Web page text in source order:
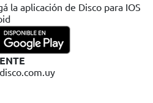
la aplicación de Disco para IOS